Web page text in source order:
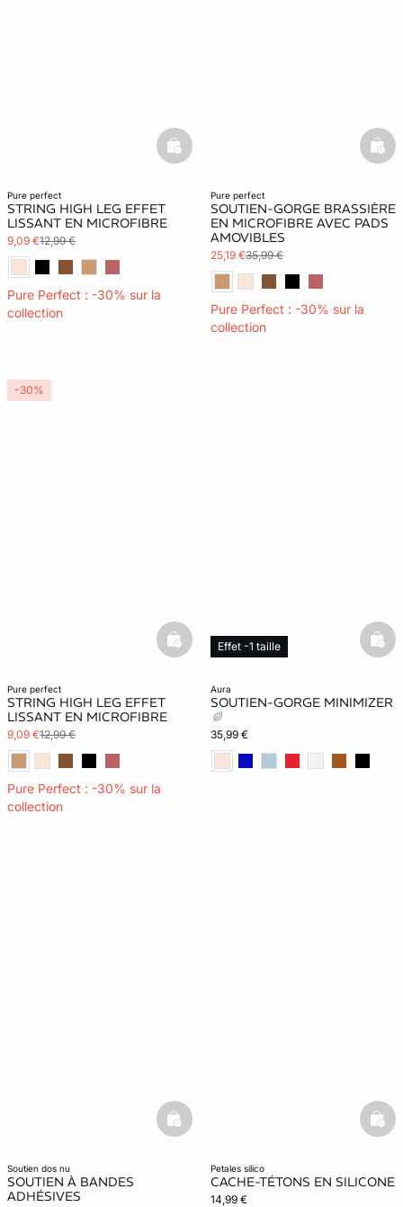
pure perfect
STRING HIGH LEG EFFET
LISSANT EN MICROFIBRE
9,09 €12,99 €
Pure Perfect : -30% sur la
collection
basketfull
pure perfect
SOUTIEN-GORGE BRASSIÈRE
EN MICROFIBRE AVEC PADS
AMOVIBLES
25,19 €35,99 €
Pure Perfect : -30% sur la
collection
pure perfect
STRING HIGH LEG EFFET
LISSANT EN MICROFIBRE
9,09 €12,99 €
Pure Perfect : -30% sur la
collection
basketfull
-30%
aura
SOUTIEN-GORGE MINIMIZER
35,99 €
Effet -1 taille
soutien dos nu
SOUTIEN À BANDES
ADHÉSIVES
basketfull
petales silico
CACHE-TÉTONS EN SILICONE
14,99 €